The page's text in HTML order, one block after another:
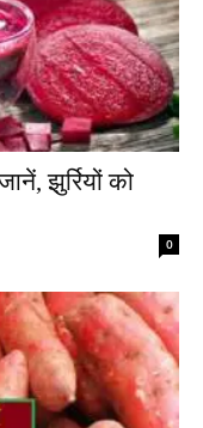
झुर्रियों को
0